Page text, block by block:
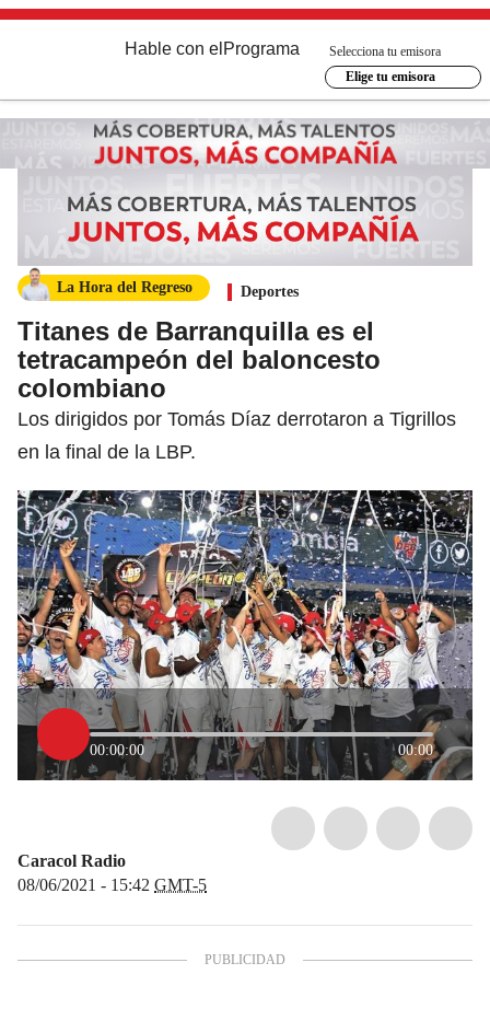
Hable con el Programa
Selecciona tu emisora
Elige tu emisora
La Hora del Regreso Deportes
Titanes de Barranquilla es el
tetracampeón del baloncesto
colombiano
Los dirigidos por Tomás Díaz derrotaron a Tigrillos
en la final de la LBP.
00:00:00 00:00
Caracol Radio
08/06/2021 - 15:42 GMT-5